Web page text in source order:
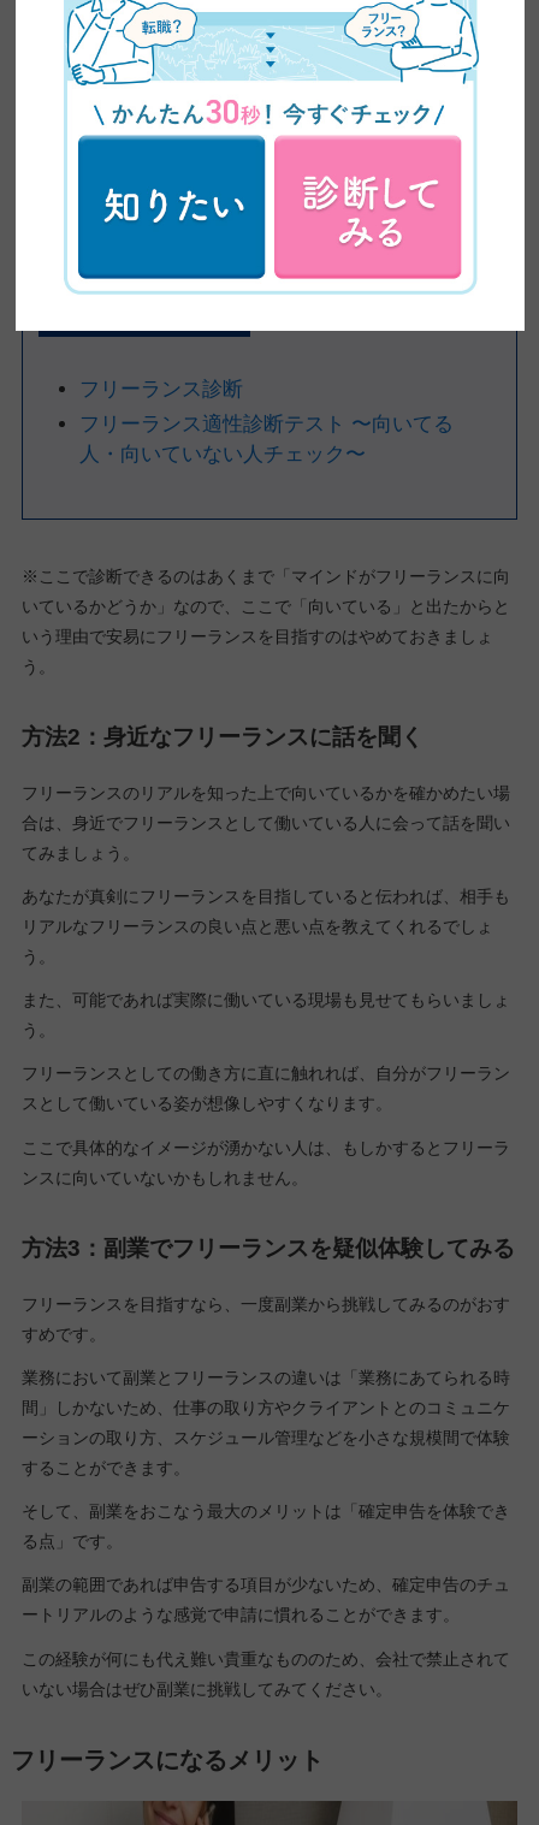
方法1：適正診断を受ける
最近はフリーランスになりたい人が増えた影響で、多くの会社が
おすすめの診断サービスを2つ紹介するので、まずは傾向として
自分がフリーランスに向いているかを知りたい方は利用してみて
フリーランス診断
フリーランス適性診断テスト 〜向いてる
人・向いていない人チェック〜
※ここで診断できるのはあくまで「マインドがフリーランスに向
いているかどうか」なので、ここで「向いている」と出たからと
いう理由で安易にフリーランスを目指すのはやめておきましょ
う。
方法2：身近なフリーランスに話を聞く
フリーランスのリアルを知った上で向いているかを確かめたい場
合は、身近でフリーランスとして働いている人に会って話を聞い
てみましょう。
あなたが真剣にフリーランスを目指していると伝われば、相手も
リアルなフリーランスの良い点と悪い点を教えてくれるでしょ
う。
また、可能であれば実際に働いている現場も見せてもらいましょ
う。
フリーランスとしての働き方に直に触れれば、自分がフリーラン
スとして働いている姿が想像しやすくなります。
ここで具体的なイメージが湧かない人は、もしかするとフリーラ
ンスに向いていないかもしれません。
方法3：副業でフリーランスを疑似体験してみる
フリーランスを目指すなら、一度副業から挑戦してみるのがおす
すめです。
業務において副業とフリーランスの違いは「業務にあてられる時
間」しかないため、仕事の取り方やクライアントとのコミュニケ
ーションの取り方、スケジュール管理などを小さな規模間で体験
することができます。
そして、副業をおこなう最大のメリットは「確定申告を体験でき
る点」です。
副業の範囲であれば申告する項目が少ないため、確定申告のチュ
ートリアルのような感覚で申請に慣れることができます。
この経験が何にも代え難い貴重なもののため、会社で禁止されて
いない場合はぜひ副業に挑戦してみてください。
フリーランスになるメリット